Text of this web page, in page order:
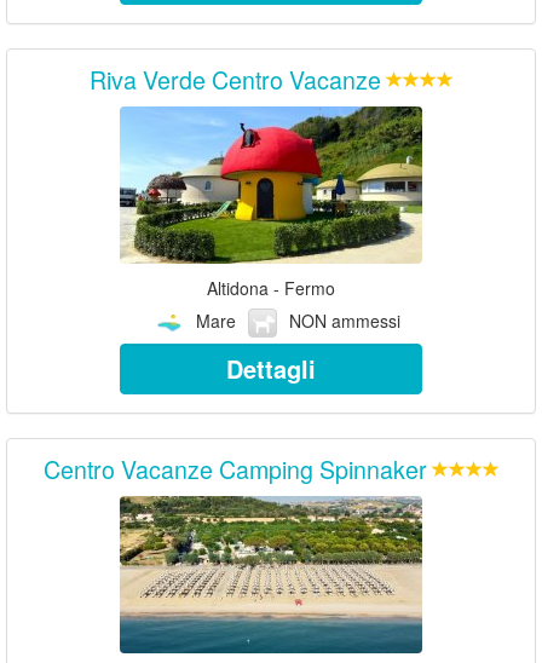
Riva Verde Centro Vacanze
Altidona - Fermo
Mare
NON ammessi
Dettagli
Centro Vacanze Camping Spinnaker